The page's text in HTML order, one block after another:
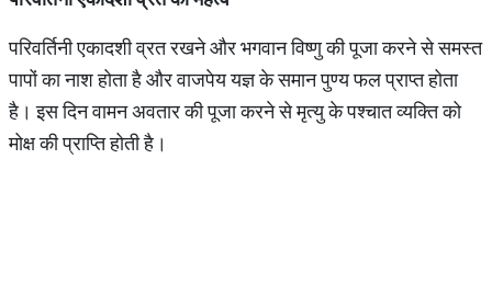
परिवर्तिनी एकादशी व्रत रखने और भगवान विष्णु की पूजा करने से समस्त
पापों का नाश होता है और वाजपेय यज्ञ के समान पुण्य फल प्राप्त होता
है। इस दिन वामन अवतार की पूजा करने से मृत्यु के पश्चात व्यक्ति को
मोक्ष की प्राप्ति होती है।